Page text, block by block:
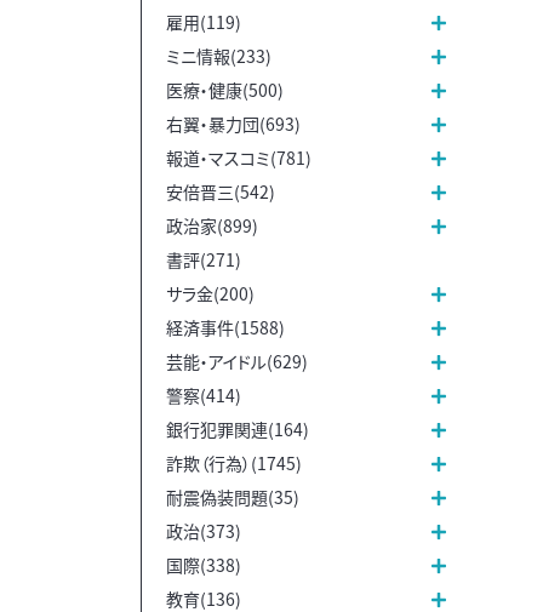
雇用(119)
ミニ情報(233)
医療・健康(500)
右翼・暴力団(693)
報道・マスコミ(781)
安倍晋三(542)
政治家(899)
書評(271)
サラ金(200)
経済事件(1588)
芸能・アイドル(629)
警察(414)
銀行犯罪関連(164)
詐欺（行為）(1745)
耐震偽装問題(35)
政治(373)
国際(338)
教育(136)